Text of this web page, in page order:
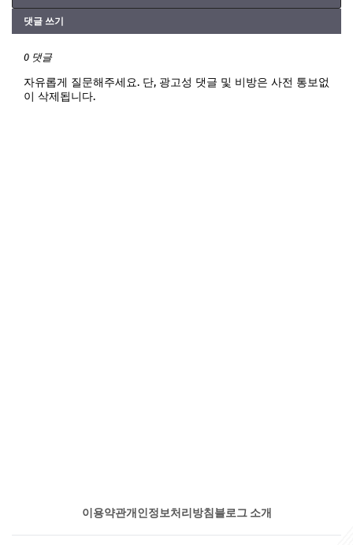
댓글 쓰기
0 댓글
자유롭게 질문해주세요. 단, 광고성 댓글 및 비방은 사전 통보없
이 삭제됩니다.
이용약관개인정보처리방침 블로그 소개